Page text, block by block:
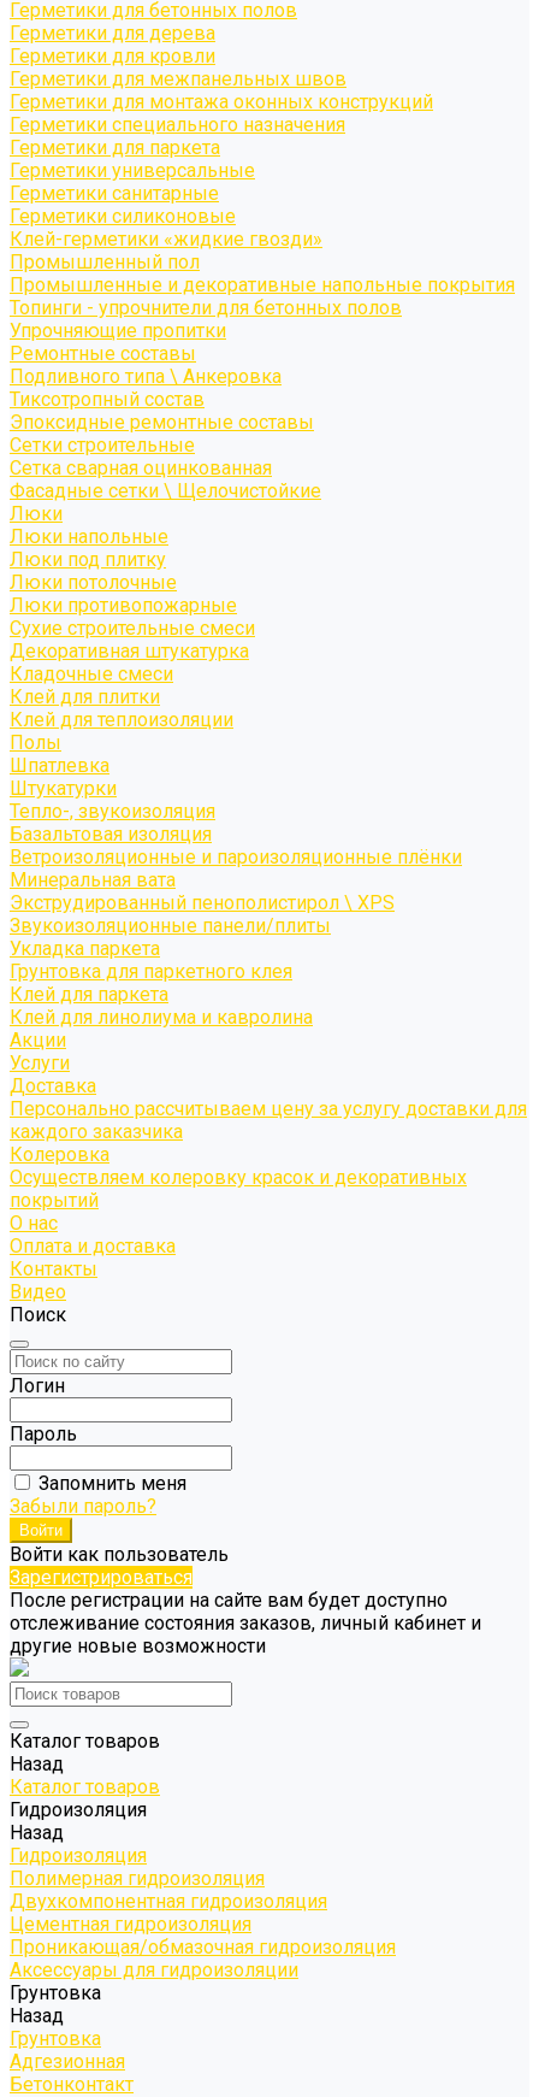
Герметики для бетонных полов
Герметики для дерева
Герметики для кровли
Герметики для межпанельных швов
Герметики для монтажа оконных конструкций
Герметики специального назначения
Герметики для паркета
Герметики универсальные
Герметики санитарные
Герметики силиконовые
Клей-герметики «жидкие гвозди»
Промышленный пол
Промышленные и декоративные напольные покрытия
Топинги - упрочнители для бетонных полов
Упрочняющие пропитки
Ремонтные составы
Подливного типа \ Анкеровка
Тиксотропный состав
Эпоксидные ремонтные составы
Сетки строительные
Сетка сварная оцинкованная
Фасадные сетки \ Щелочистойкие
Люки
Люки напольные
Люки под плитку
Люки потолочные
Люки противопожарные
Сухие строительные смеси
Декоративная штукатурка
Кладочные смеси
Клей для плитки
Клей для теплоизоляции
Полы
Шпатлевка
Штукатурки
Тепло-, звукоизоляция
Базальтовая изоляция
Ветроизоляционные и пароизоляционные плёнки
Минеральная вата
Экструдированный пенополистирол \ XPS
Звукоизоляционные панели/плиты
Укладка паркета
Грунтовка для паркетного клея
Клей для паркета
Клей для линолиума и кавролина
Акции
Услуги
Доставка
Персонально рассчитываем цену за услугу доставки для
каждого заказчика
Колеровка
Осуществляем колеровку красок и декоративных
покрытий
О нас
Оплата и доставка
Контакты
Видео
Поиск
Логин
Пароль
Запомнить меня
Забыли пароль?
Войти как пользователь
Зарегистрироваться
После регистрации на сайте вам будет доступно
отслеживание состояния заказов, личный кабинет и
другие новые возможности
Каталог товаров
Назад
Каталог товаров
Гидроизоляция
Назад
Гидроизоляция
Полимерная гидроизоляция
Двухкомпонентная гидроизоляция
Цементная гидроизоляция
Проникающая/обмазочная гидроизоляция
Аксессуары для гидроизоляции
Грунтовка
Назад
Грунтовка
Адгезионная
Бетонконтакт